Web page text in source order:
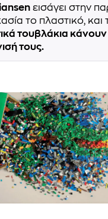
εισάγει στην
το πλαστικό, και
τουβλάκια κάνουν
τους.